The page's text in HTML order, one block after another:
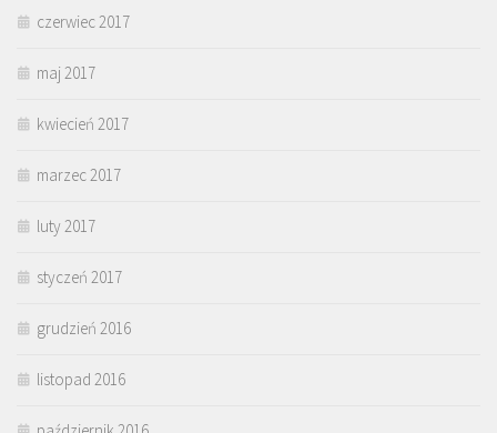
czerwiec 2017
maj 2017
kwiecień 2017
marzec 2017
luty 2017
styczeń 2017
grudzień 2016
listopad 2016